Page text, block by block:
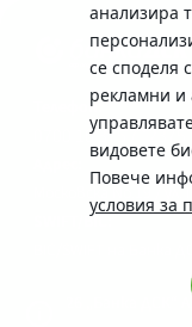
анализира
се споделя
рекламни
видовете
Повече
условия за
Телефон:
0700 10 375 / *2375
Московска No.19 /
SWIFT/BIC:
BIC/SWIFT на Банка
© 2026 „Банка ДСК“